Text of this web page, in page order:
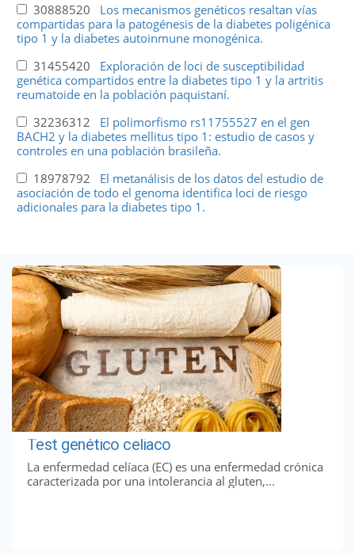
30888520 Los mecanismos genéticos resaltan vías
compartidas para la patogénesis de la diabetes poligénica
tipo 1 y la diabetes autoinmune monogénica.
31455420 Exploración de loci de susceptibilidad
genética compartidos entre la diabetes tipo 1 y la artritis
reumatoide en la población paquistaní.
32236312 El polimorfismo rs11755527 en el gen
BACH2 y la diabetes mellitus tipo 1: estudio de casos y
controles en una población brasileña.
18978792 El metanálisis de los datos del estudio de
asociación de todo el genoma identifica loci de riesgo
adicionales para la diabetes tipo 1.
Test genético celiaco
La enfermedad celíaca (EC) es una enfermedad crónica
caracterizada por una intolerancia al gluten,...